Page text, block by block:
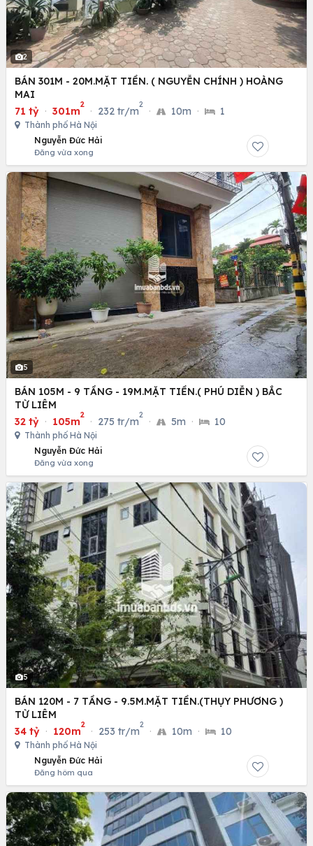
2
BÁN 301M - 20M.MẶT TIỀN. ( NGUYỄN CHÍNH ) HOÀNG
MAI
71 tỷ · 301m
2
· 232 tr/m
2
· 10m · 1
Thành phố Hà Nội
Nguyễn Đức Hải
Đăng vừa xong
5
BÁN 105M - 9 TẦNG - 19M.MẶT TIỀN.( PHÚ DIỄN ) BẮC
TỪ LIÊM
32 tỷ · 105m
2
· 275 tr/m
2
· 5m · 10
Thành phố Hà Nội
Nguyễn Đức Hải
Đăng vừa xong
5
BÁN 120M - 7 TẦNG - 9.5M.MẶT TIỀN.(THỤY PHƯƠNG )
TỪ LIÊM
34 tỷ · 120m
2
· 253 tr/m
2
· 10m · 10
Thành phố Hà Nội
Nguyễn Đức Hải
Đăng hôm qua